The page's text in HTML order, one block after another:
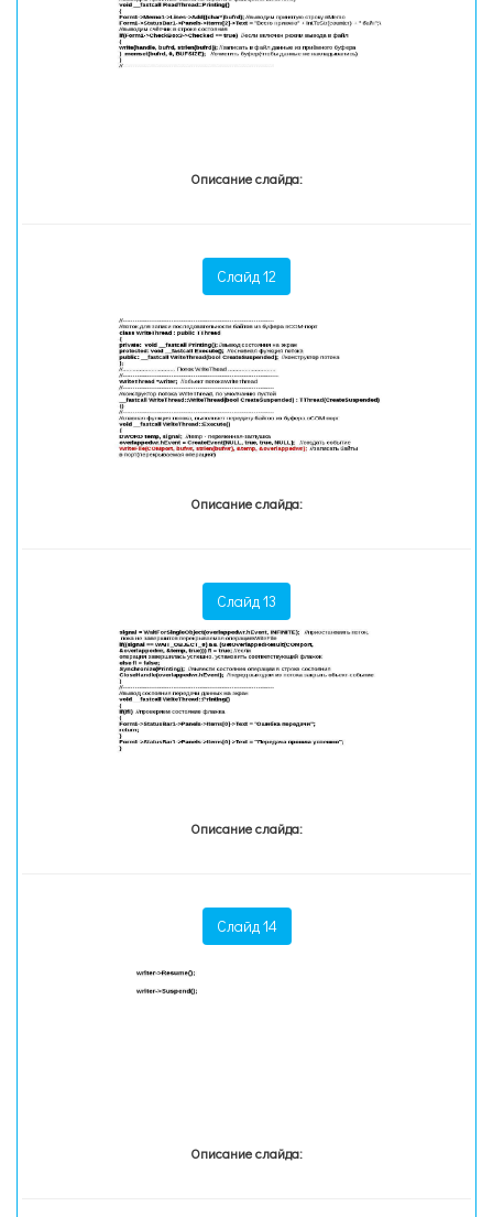
Описание слайда:
Слайд 12
Описание слайда:
Слайд 13
Описание слайда:
Слайд 14
Описание слайда: